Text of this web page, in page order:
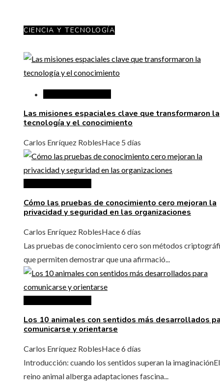
CIENCIA Y TECNOLOGÍA
Las misiones espaciales clave que transformaron la
tecnología y el conocimiento
Carlos Enríquez RoblesHace 5 días
Cómo las pruebas de conocimiento cero mejoran la
privacidad y seguridad en las organizaciones
Carlos Enríquez RoblesHace 6 días
Las pruebas de conocimiento cero son métodos
que permiten demostrar que una afirmació...
Los 10 animales con sentidos más desarrollados
comunicarse y orientarse
Carlos Enríquez RoblesHace 6 días
Introducción: cuando los sentidos superan la imaginaciónEl
reino animal alberga adaptaciones fascina...